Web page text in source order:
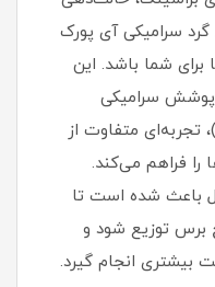
سرامیکی آی پورک
برای شما باشد. این
پوشش سرامیکی
باکیفیت و تکنولوژی یونی (Ionic)، تجربه‌ای متفاوت از
فراهم می‌کند.
باعث شده است تا
برس توزیع شود و
بیشتری انجام گیرد.